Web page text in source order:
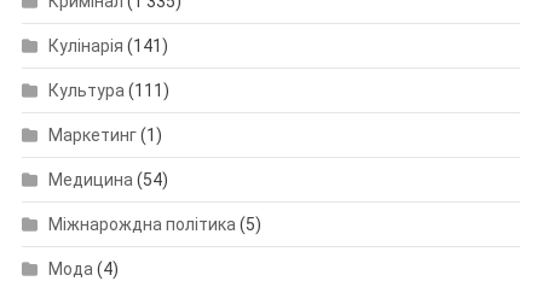
Кулінарія (141)
Культура(111)
Маркетинг(1)
Медицина(54)
Міжнарождна політика(5)
Мода(4)